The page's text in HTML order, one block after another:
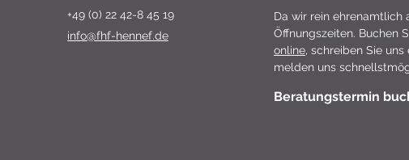
+49 (0) 22 42-8 45 19
info@fhf-hennef.de
Da wir rein ehrenamtlich
Öffnungszeiten. Buchen
online, schreiben Sie uns
melden uns
Beratungstermin